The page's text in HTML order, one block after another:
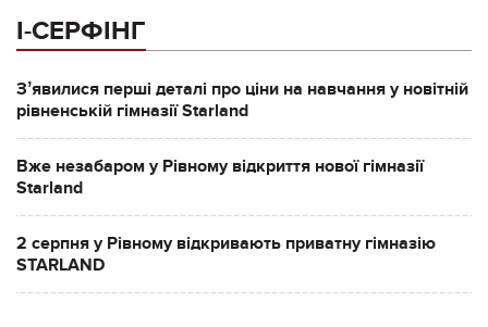
І-СЕРФІНГ
Зʼявилися перші деталі про ціни на навчання у новітній
рівненській гімназії Starland
Вже незабаром у Рівному відкриття нової гімназії
Starland
2 серпня у Рівному відкривають приватну гімназію
STARLAND